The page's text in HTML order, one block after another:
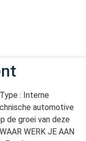
: Interne
automotive
de groei van deze
WERK JE AAN